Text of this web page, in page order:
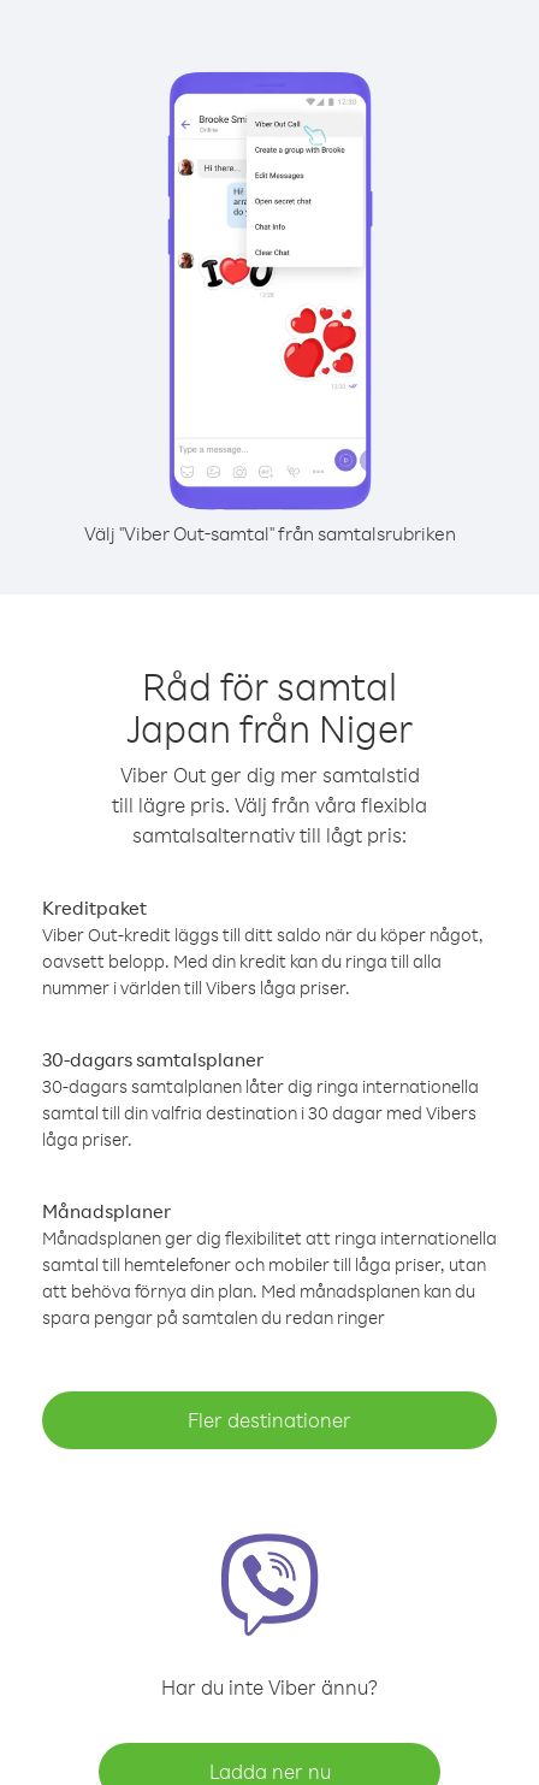
Välj "Viber Out-samtal" från samtalsrubriken
Råd för samtal
Japan från Niger
Viber Out ger dig mer samtalstid
till lägre pris. Välj från våra flexibla
samtalsalternativ till lågt pris:
Kreditpaket
Viber Out-kredit läggs till ditt saldo när du köper något,
oavsett belopp. Med din kredit kan du ringa till alla
nummer i världen till Vibers låga priser.
30-dagars samtalsplaner
30-dagars samtalplanen låter dig ringa internationella
samtal till din valfria destination i 30 dagar med Vibers
låga priser.
Månadsplaner
Månadsplanen ger dig flexibilitet att ringa internationella
samtal till hemtelefoner och mobiler till låga priser, utan
att behöva förnya din plan. Med månadsplanen kan du
spara pengar på samtalen du redan ringer
Fler destinationer
Har du inte Viber ännu?
Ladda ner nu